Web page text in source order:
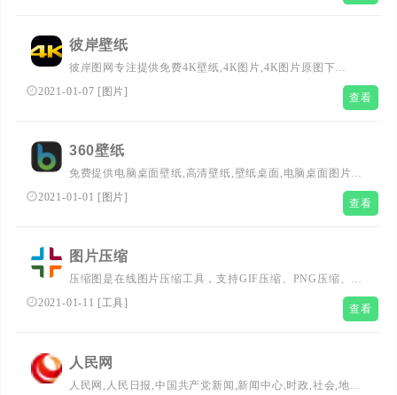
彼岸壁纸
彼岸图网专注提供免费4K壁纸,4K图片,4K图片原图下
载,4K,5K,6K,7K,8K壁纸图片素材,包含4K风景壁纸、4K女
孩壁纸、4K游戏壁纸、4K明星壁纸、4K卡通动漫壁纸、
2021-01-07 [ 图片] 查看
360壁纸
免费提供电脑桌面壁纸,高清壁纸,壁纸桌面,电脑桌面图片，
包括风景,动态,非主流,女孩,可爱,3d,唯美,卡通,动漫,宽屏等
精美桌面壁纸，由壁纸图片大全网站提供给大家下载使用。
2021-01-01 [ 图片] 查看
图片压缩
压缩图是在线图片压缩工具，支持GIF压缩、PNG压缩、
JPG压缩，还可以在线图片加水印、图片旋转、制作长图拼
接、图片改颜色、图片添加文字、图片去底色、证件照换底
2021-01-11 [工具] 查看
人民网
人民网,人民日报,中国共产党新闻,新闻中心,时政,社会,地方,